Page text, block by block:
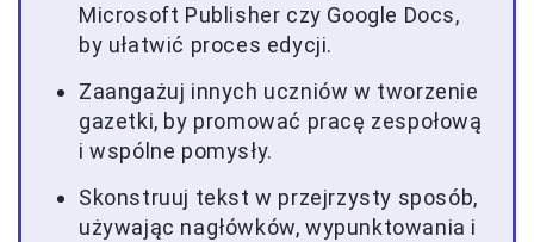
Microsoft Publisher czy Google Docs,
by ułatwić proces edycji.
Zaangażuj innych uczniów w tworzenie
gazetki, by promować pracę zespołową
i wspólne pomysły.
Skonstruuj tekst w przejrzysty sposób,
używając nagłówków, wypunktowania i